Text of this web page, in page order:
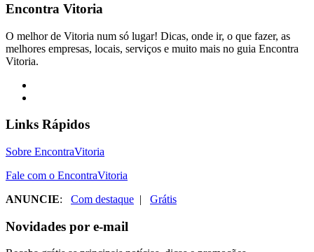
Encontra Vitoria
O melhor de Vitoria num só lugar! Dicas, onde ir, o que fazer, as
melhores empresas, locais, serviços e muito mais no guia Encontra
Vitoria.
Links Rápidos
Sobre EncontraVitoria
Fale com o EncontraVitoria
ANUNCIE: Com destaque | Grátis
Novidades por e-mail